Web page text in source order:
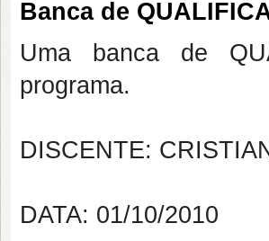
Banca de
Uma banca de
programa.
DISCENTE:
DATA: 01/10/2010